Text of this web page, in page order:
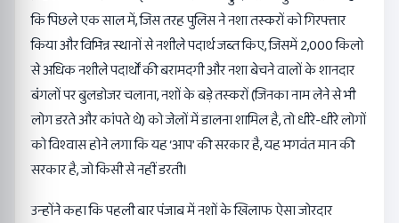
कि पिछले एक साल में, जिस तरह पुलिस ने नशा तस्करों को गिरफ्तार
किया और विभिन्न स्थानों से नशीले पदार्थ जब्त किए, जिसमें 2,000 किलो
से अधिक नशीले पदार्थों की बरामदगी और नशा बेचने वालों के शानदार
बंगलों पर बुलडोजर चलाना, नशों के बड़े तस्करों (जिनका नाम लेने से भी
लोग डरते और कांपते थे) को जेलों में डालना शामिल है, तो धीरे-धीरे लोगों
को विश्वास होने लगा कि यह ‘आप’ की सरकार है, यह भगवंत मान की
सरकार है, जो किसी से नहीं डरती।
उन्होंने कहा कि पहली बार पंजाब में नशों के खिलाफ ऐसा जोरदार